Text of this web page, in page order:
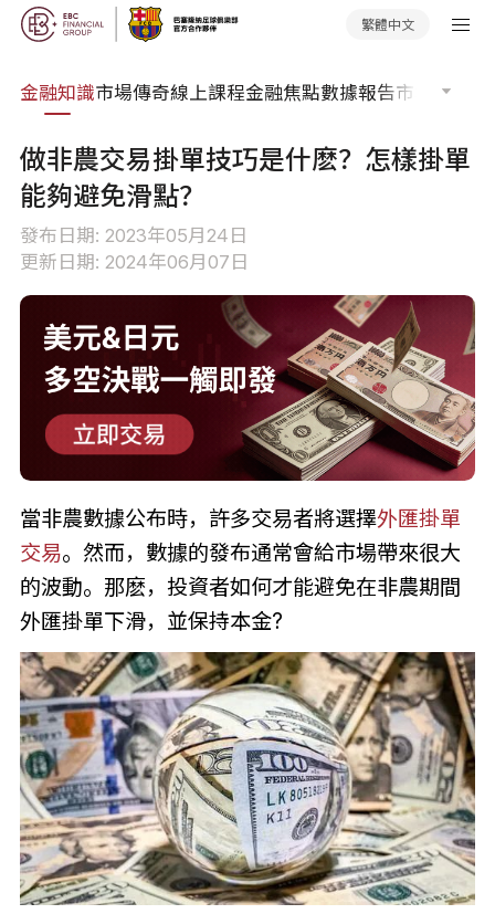
繁體中文
金融知識市場傳奇線上課程金融焦點數據報告市場分析
做非農交易掛單技巧是什麽？怎樣掛單
能夠避免滑點？
發布日期: 2023年05月24日
更新日期: 2024年06月07日
當非農數據公布時，許多交易者將選擇外匯掛單
交易。然而，數據的發布通常會給市場帶來很大
的波動。那麽，投資者如何才能避免在非農期間
外匯掛單下滑，並保持本金?